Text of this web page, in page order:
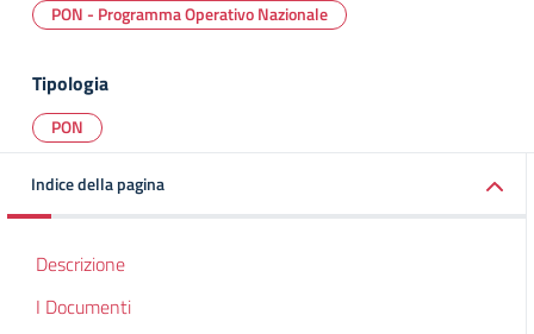
PON - Programma Operativo Nazionale
Tipologia
PON
Indice della pagina
Descrizione
I Documenti